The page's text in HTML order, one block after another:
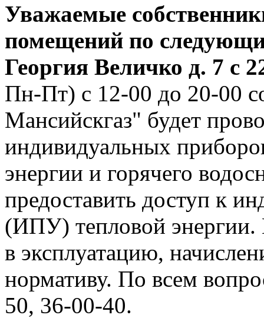
Уважаемые
помещений по
Георгия Величко д. 7 с
Пн-Пт) с 12-00 до 20-00
Мансийскгаз" будет
индивидуальных
энергии и горячего
предоставить доступ к
(ИПУ) тепловой энергии.
в эксплуатацию,
нормативу. По всем
50, 36-00-40.